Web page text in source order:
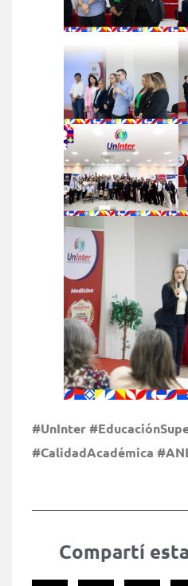
#UnInter
#CalidadAcadémica
Compartí